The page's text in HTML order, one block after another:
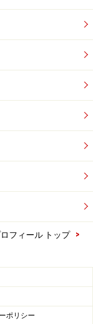
フィール トップ
>
ポリシー